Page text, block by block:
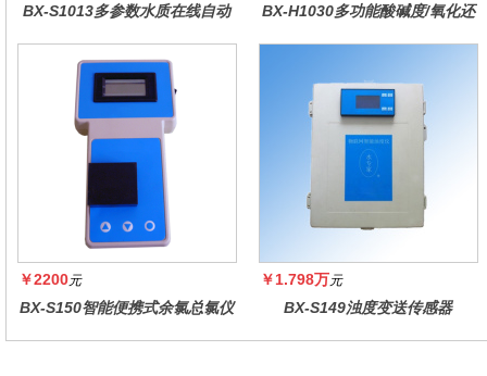
BX-S1013多参数水质在线自动
BX-H1030多功能酸碱度/氧化还
￥2200元
BX-S150智能便携式余氯总氯仪
￥1.798万元
BX-S149浊度变送传感器